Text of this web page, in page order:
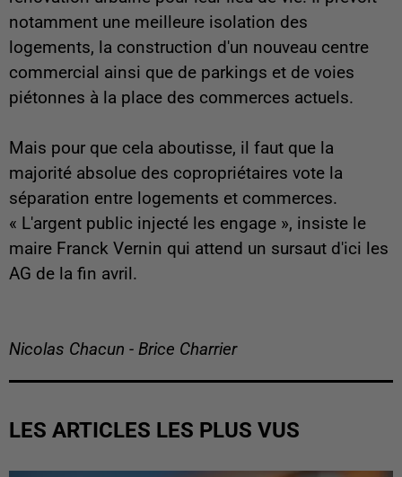
notamment une meilleure isolation des
logements, la construction d'un nouveau centre
commercial ainsi que de parkings et de voies
piétonnes à la place des commerces actuels.
Mais pour que cela aboutisse, il faut que la
majorité absolue des copropriétaires vote la
séparation entre logements et commerces.
« L'argent public injecté les engage », insiste le
maire Franck Vernin qui attend un sursaut d'ici les
AG de la fin avril.
Nicolas Chacun - Brice Charrier
LES ARTICLES LES PLUS VUS